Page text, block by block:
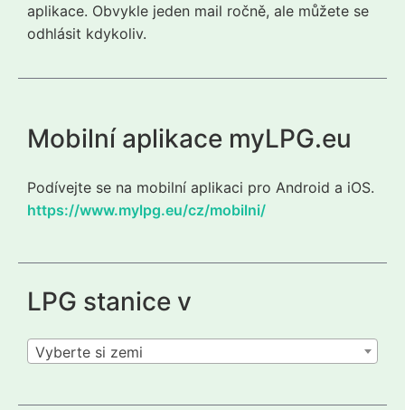
aplikace. Obvykle jeden mail ročně, ale můžete se
odhlásit kdykoliv.
Mobilní aplikace myLPG.eu
Podívejte se na mobilní aplikaci pro Android a iOS.
https://www.mylpg.eu/cz/mobilni/
LPG stanice v
Vyberte si zemi